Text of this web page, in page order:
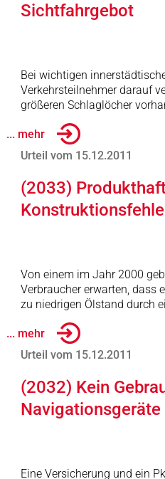
Sichtfahrgebot
Bei wichtigen
Verkehrsteilnehmer darauf
größeren Schlaglöcher
... mehr
Urteil vom 15.12.2011
(2033)
Von einem im Jahr 2000
Verbraucher erwarten, dass
zu niedrigen Ölstand durch
... mehr
Urteil vom 15.12.2011
(2032) Kein
Navigationsgeräte
Eine Versicherung und ein